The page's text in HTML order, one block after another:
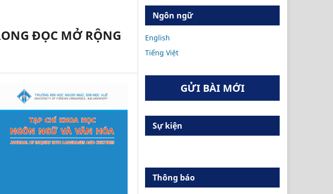
ĐỌC MỞ RỘNG
Ngôn ngữ
English
Tiếng Việt
GỬI BÀI MỚI
Sự kiện
Thông báo